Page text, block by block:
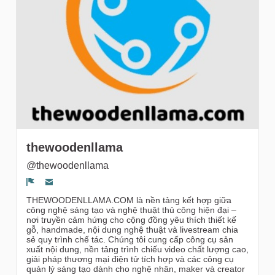
thewoodenllama
@thewoodenllama
Segnala un problema
THEWOODENLLAMA.COM là nền tảng kết hợp giữa
công nghệ sáng tạo và nghệ thuật thủ công hiện đại –
nơi truyền cảm hứng cho cộng đồng yêu thích thiết kế
gỗ, handmade, nội dung nghệ thuật và livestream chia
sẻ quy trình chế tác. Chúng tôi cung cấp công cụ sản
xuất nội dung, nền tảng trình chiếu video chất lượng cao,
giải pháp thương mại điện tử tích hợp và các công cụ
quản lý sáng tạo dành cho nghệ nhân, maker và creator